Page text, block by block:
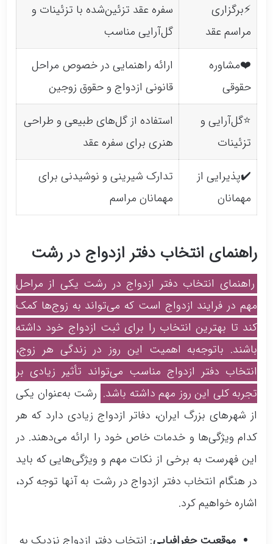
⚡برگزاری
مراسم عقد
سفره عقد تزئین‌شده با تزئینات و
گل‌آرایی مناسب
❤️مشاوره
حقوقی
ارائه راهنمایی در خصوص مراحل
قانونی ازدواج و حقوق زوجین
⭐گل‌آرایی و
تزئینات
استفاده از گل‌های طبیعی و طراحی
هنری برای سفره عقد
✔️پذیرایی از
مهمانان
تدارک شیرینی و نوشیدنی برای
مهمانان مراسم
راهنمای انتخاب دفتر ازدواج در رشت
راهنمای انتخاب دفتر ازدواج در رشت یکی از مراحل
مهم در فرایند ازدواج است که می‌تواند به زوج‌ها کمک
کند تا بهترین انتخاب را برای ثبت ازدواج خود داشته
باشند. باتوجه‌به اهمیت این روز در زندگی هر زوج،
انتخاب دفتر ازدواج مناسب می‌تواند تأثیر زیادی بر
تجربه کلی این روز مهم داشته باشد. رشت به‌عنوان یکی
از شهرهای بزرگ ایران، دفاتر ازدواج زیادی دارد که هر
کدام ویژگی‌ها و خدمات خاص خود را ارائه می‌دهند. در
این فهرست به برخی از نکات مهم و ویژگی‌هایی که باید
در هنگام انتخاب دفتر ازدواج در رشت به آنها توجه کرد،
اشاره خواهیم کرد.
موقعیت جغرافیایی: انتخاب دفتر ازدواج نزدیک به